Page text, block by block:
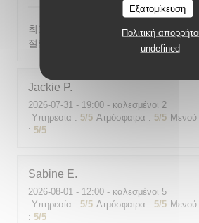
Εξατομίκευση
Πολιτική
undefined
최고의 분위기, 최고의 맛, 프랑스어가
절함
Jackie P
2026-07-31 - 19:00 - καλεσμένοι 2
Υπηρεσία : 5/5 Ατμόσφαιρα : 5/5 Μενού
: 5/5
Sabine E
2026-08-01 - 12:00 - καλεσμένοι 5
Υπηρεσία : 5/5 Ατμόσφαιρα : 5/5 Μενού
: 5/5